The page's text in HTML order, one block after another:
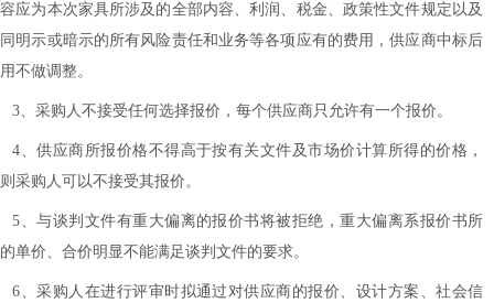
应为本次家具所涉及的全部内容、利润、税金、政策性文件规定以及
明示或暗示的所有风险责任和业务等各项应有的费用，供应商中标后
不做调整。
3、采购人不接受任何选择报价，每个供应商只允许有一个报价。
4、供应商所报价格不得高于按有关文件及市场价计算所得的价格，
采购人可以不接受其报价。
5、与谈判文件有重大偏离的报价书将被拒绝，重大偏离系报价书所
单价、合价明显不能满足谈判文件的要求。
6、采购人在进行评审时拟通过对供应商的报价、设计方案、社会信